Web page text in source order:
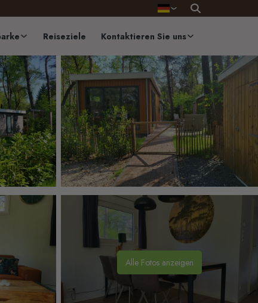
Nederlands
Reiseziele Kontaktieren Sie uns
Alle Fotos anzeigen